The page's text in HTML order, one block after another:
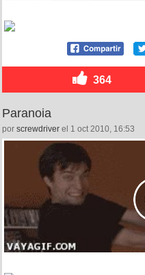
364
Paranoia
por screwdriver el 1 oct 2010, 16:53